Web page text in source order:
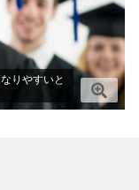
りやすいと